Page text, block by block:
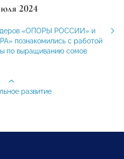
2024
«ОПОРЫ РОССИИ» и
познакомились с работой
по выращиванию сомов
развитие